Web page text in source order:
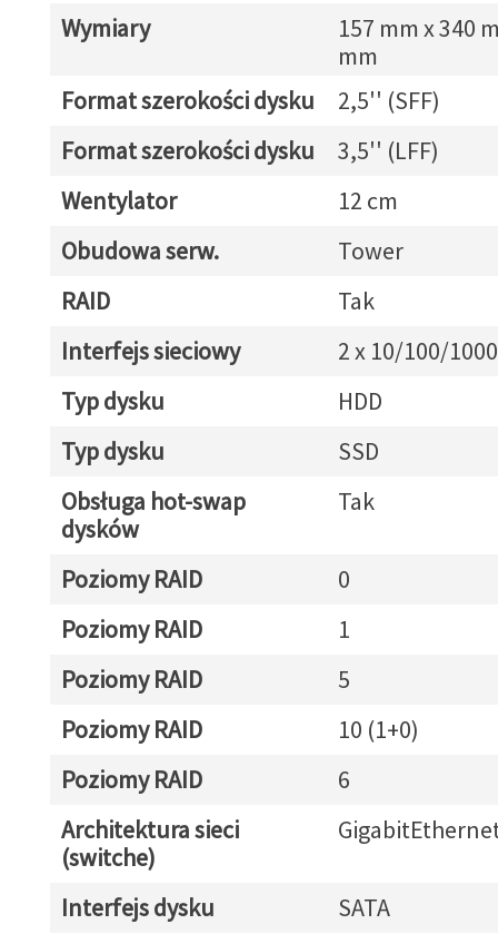
Wymiary
157 mm x 340
mm
Format szerokości dysku
2,5'' (SFF)
Format szerokości dysku
3,5'' (LFF)
Wentylator
12 cm
Obudowa serw.
Tower
RAID
Tak
Interfejs sieciowy
2 x 10/100/
Typ dysku
HDD
Typ dysku
SSD
Obsługa hot-swap
dysków
Tak
Poziomy RAID
0
Poziomy RAID
1
Poziomy RAID
5
Poziomy RAID
10 (1+0)
Poziomy RAID
6
Architektura sieci
(switche)
Interfejs dysku SATA